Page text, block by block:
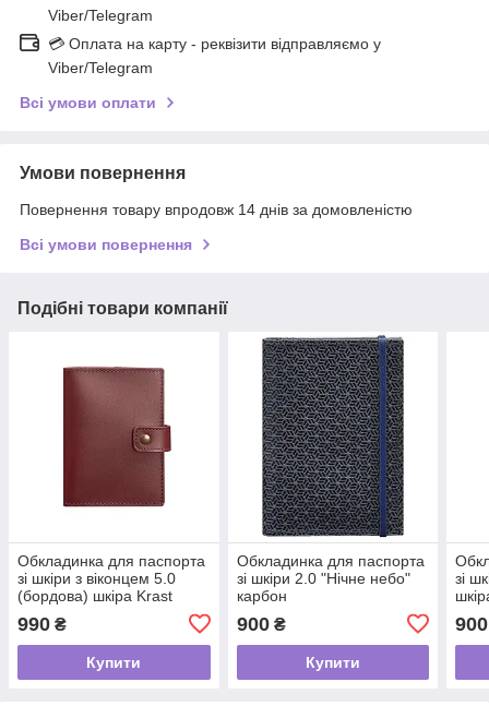
Viber/Telegram
💳 Оплата на карту - реквізити відправляємо у
Viber/Telegram
Всі умови оплати
Умови повернення
Повернення товару впродовж 14 днів за домовленістю
Всі умови повернення
Подібні товари компанії
Обкладинка для паспорта
зі шкіри з віконцем 5.0
(бордова) шкіра Krast
990 ₴
Купити
Обкладинка для паспорта
зі шкіри 2.0 "Нічне небо"
карбон
900₴
Купити
зі
900